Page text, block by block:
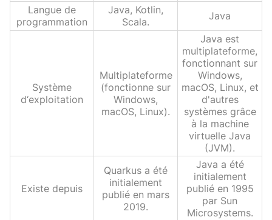
Langue de
programmation
Java, Kotlin,
Scala.
Java
Système
d‘exploitation
Multiplateforme
(fonctionne sur
Windows,
macOS, Linux).
Java est
multiplateforme,
fonctionnant sur
Windows,
macOS, Linux, et
d'autres
systèmes grâce
à la machine
virtuelle Java
(JVM).
Existe depuis
Quarkus a été
initialement
publié en mars
2019.
Java a été
initialement
publié en 1995
par Sun
Microsystems.